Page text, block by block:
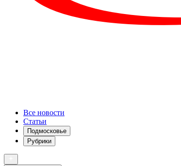
Все новости
Статьи
Подмосковье
Рубрики